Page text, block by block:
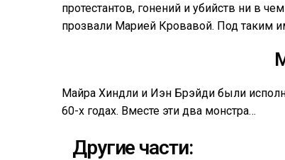
протестантов, гонений и убийств ни в
прозвали Марией Кровавой. Под таким
Майра Хиндли и Иэн Брэйди были
60-х годах. Вместе эти два монстра…
Другие части: